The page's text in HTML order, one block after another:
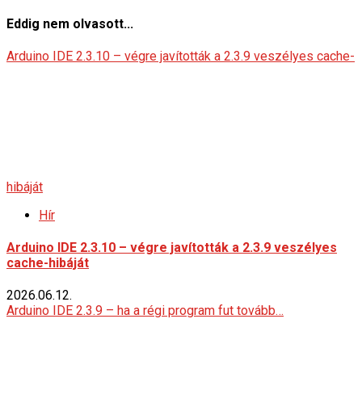
Eddig nem olvasott...
Arduino IDE 2.3.10 – végre javították a 2.3.9 veszélyes cache-
hibáját
Hír
Arduino IDE 2.3.10 – végre javították a 2.3.9 veszélyes
cache-hibáját
2026.06.12.
Arduino IDE 2.3.9 – ha a régi program fut tovább…